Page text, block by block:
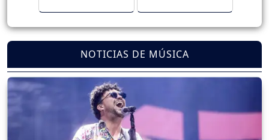
NOTICIAS DE MÚSICA